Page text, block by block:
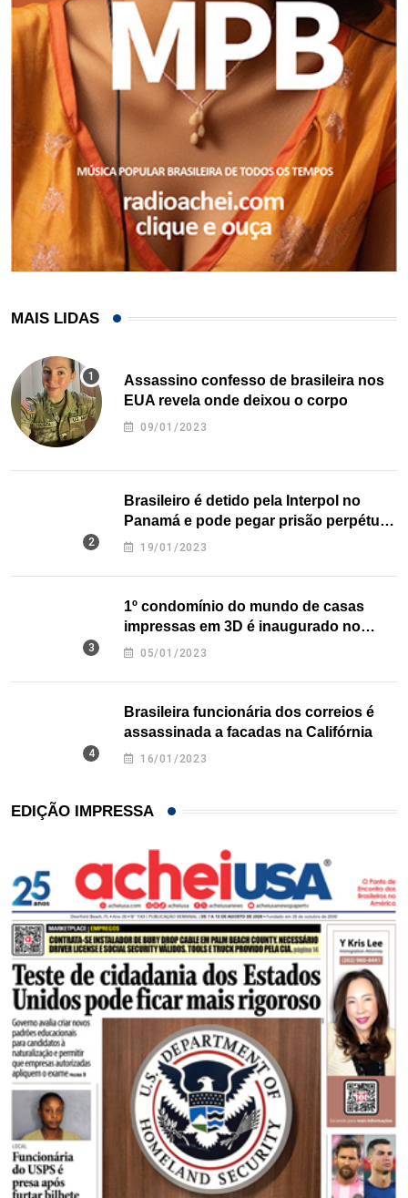
MAIS LIDAS
Assassino confesso de brasileira nos
EUA revela onde deixou o corpo
09/01/2023
Brasileiro é detido pela Interpol no
Panamá e pode pegar prisão perpétua
nos EUA
19/01/2023
1º condomínio do mundo de casas
impressas em 3D é inaugurado no
Texas
05/01/2023
Brasileira funcionária dos correios é
assassinada a facadas na Califórnia
16/01/2023
EDIÇÃO IMPRESSA